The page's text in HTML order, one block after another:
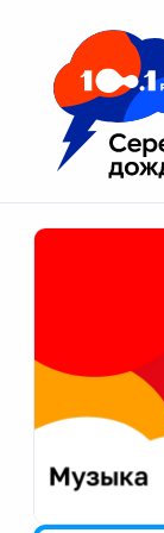
Москва 100.1 FM
Апатиты
Екатеринбург
Калининград
Калуга